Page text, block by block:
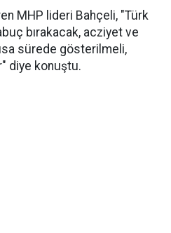
MHP lideri Bahçeli, "Türk
bırakacak, acziyet ve
sürede gösterilmeli,
diye konuştu.